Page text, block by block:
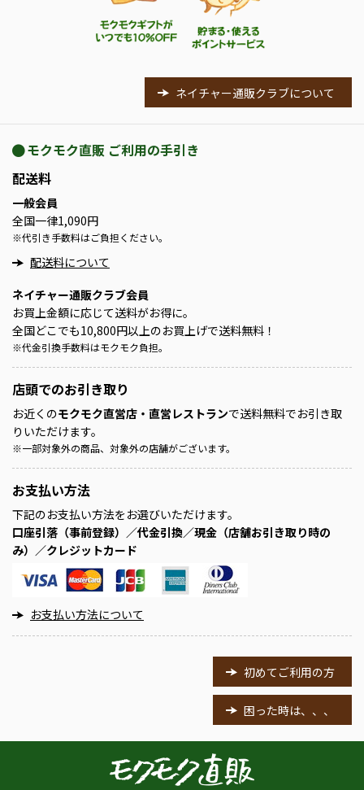
ネイチャー通販クラブについて
モクモク直販 ご利用の手引き
配送料
一般会員
全国一律1,090円
※代引き手数料はご負担ください。
配送料について
ネイチャー通販クラブ会員
お買上金額に応じて送料がお得に。
全国どこでも10,800円以上のお買上げで送料無料！
※代金引換手数料はモクモク負担。
店頭でのお引き取り
お近くのモクモク直営店・直営レストランで送料無料でお引き取
りいただけます。
※一部対象外の商品、対象外の店舗がございます。
お支払い方法
下記のお支払い方法をお選びいただけます。
口座引落（事前登録）／代金引換／現金（店舗お引き取り時の
み）／クレジットカード
お支払い方法について
初めてご利用の方
困った時は、、、